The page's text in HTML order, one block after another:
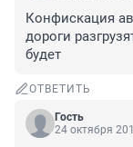
Конфискация
дороги
будет
ОТВЕТИТЬ
Гость
24 октября